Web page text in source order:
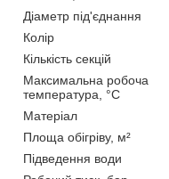
Діаметр під'єднання
Колір
Кількість секцій
Максимальна робоча
температура, °C
Матеріал
Площа обігріву, м²
Підведення води